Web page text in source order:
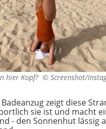
hier Kopf? © Screenshot/
zeigt diese
sie ist und macht
- den Sonnenhut lässig